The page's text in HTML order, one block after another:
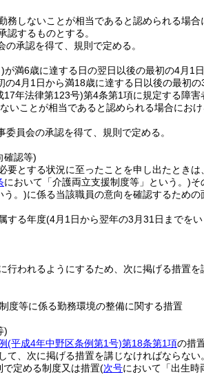
務しないことが相当であると認められる場
認するものとする。
承認を得て、規則で定める。
が満6歳に達する日の翌日以後の最初の4月1
4月1日から満18歳に達する日以後の最初
17年法律第123号)第4条第1項に規定する障
いことが相当であると認められる場合にお
員会の承認を得て、規則で定める。
確認等)
要とする状況に至ったことを申し出たとき
において「介護両立支援制度等」という。)そ
う。)に係る当該職員の意向を確認するため
する年度(4月1日から翌年の3月31日までを
われるようにするため、次に掲げる措置を
度等に係る勤務環境の整備に関する措置
)
(平成4年中野区条例第1号)第18条第1項の措
て、次に掲げる措置を講じなければならない。
定める制度又は措置(次号において「出生時